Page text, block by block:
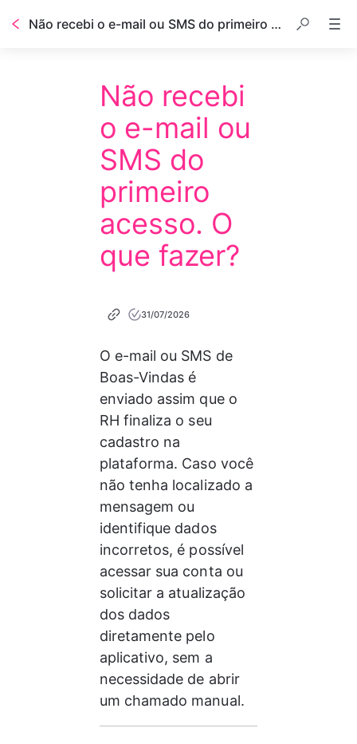
Não recebi o e-mail ou SMS do primeiro acesso. O que fazer?
Não recebi
o e-mail ou
SMS do
primeiro
acesso. O
que fazer?
31/07/2026
O e-mail ou SMS de
Boas-Vindas é
enviado assim que o
RH finaliza o seu
cadastro na
plataforma. Caso você
não tenha localizado a
mensagem ou
identifique dados
incorretos, é possível
acessar sua conta ou
solicitar a atualização
dos dados
diretamente pelo
aplicativo, sem a
necessidade de abrir
um chamado manual.